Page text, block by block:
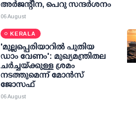
അർജന്റീന, പെറു സന്ദർശനം
06 August
KERALA
'മുല്ലപ്പെരിയാറില്‍ പുതിയ
ഡാം വേണം': മുഖ്യമന്ത്രിതല
ചര്‍ച്ചയ്ക്കുള്ള ശ്രമം
നടത്തുമെന്ന് മോന്‍സ്
ജോസഫ്
06 August